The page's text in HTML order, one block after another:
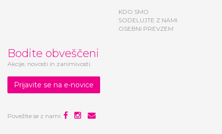
KDO SMO
SODELUJTE Z NAMI
OSEBNI PREVZEM
Bodite obveščeni
Akcije, novosti in zanimivosti.
Prijavite se na e-novice
Povežite se z nami: